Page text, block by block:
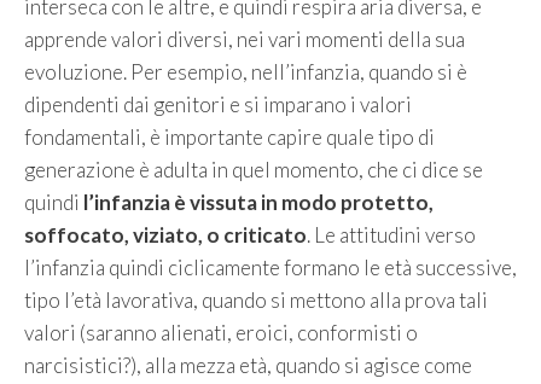
interseca con le altre, e quindi respira aria diversa, e
apprende valori diversi, nei vari momenti della sua
evoluzione. Per esempio, nell’infanzia, quando si è
dipendenti dai genitori e si imparano i valori
fondamentali, è importante capire quale tipo di
generazione è adulta in quel momento, che ci dice se
quindi l’infanzia è vissuta in modo protetto,
soffocato, viziato, o criticato. Le attitudini verso
l’infanzia quindi ciclicamente formano le età successive,
tipo l’età lavorativa, quando si mettono alla prova tali
valori (saranno alienati, eroici, conformisti o
narcisistici?), alla mezza età, quando si agisce come